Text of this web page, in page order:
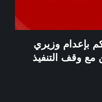
بإعدام وزيري
مع وقف التنفيذ